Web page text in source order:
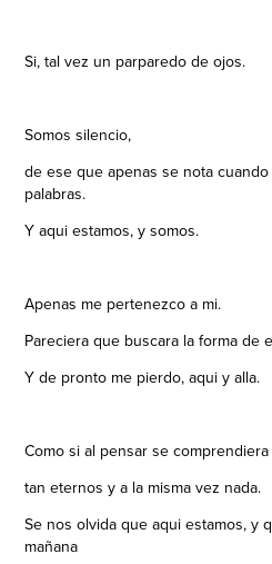
Si, tal vez un parparedo de ojos.
Somos silencio,
de ese que apenas se nota
palabras.
Y aqui estamos, y somos.
Apenas me pertenezco a mi.
Pareciera que buscara la forma de
Y de pronto me pierdo, aqui y alla.
Como si al pensar se
tan eternos y a la misma vez nada.
Se nos olvida que aqui estamos, y
mañana